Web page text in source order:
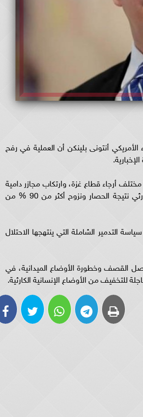
الأمريكي أنتونى بلينكن أن العملية في رفح
أرجاء قطاع غزة، وارتكاب مجازر دامية
ضد المدنيين، وتنفيذ جرائم مروعة في مناطق التوغل، وسط وضع إنساني كارثي نتيجة الحصار ونزوح أكثر من 90 % من
التدمير الشاملة التي ينتهجها الاحتلال
القصف وخطورة الأوضاع الميدانية، في
للتخفيف من الأوضاع الإنسانية الكارثية.